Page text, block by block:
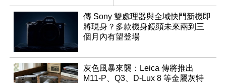
NT$144,980
傳 Sony 雙處理器與全域快門新機即
將現身？多款機身鏡頭未來兩到三
個月內有望登場
灰色風暴來襲：Leica 傳將推出
M11-P、Q3、D-Lux 8 等金屬灰特